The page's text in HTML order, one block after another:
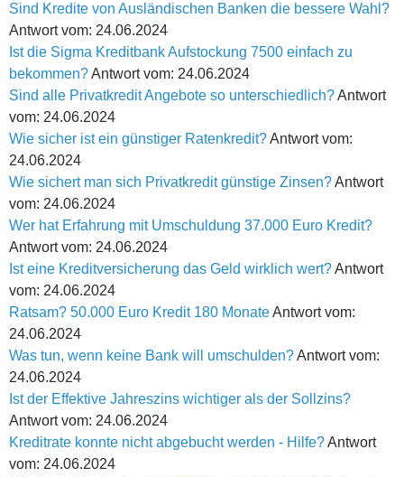
Sind Kredite von Ausländischen Banken die bessere Wahl?
Antwort vom: 24.06.2024
Ist die Sigma Kreditbank Aufstockung 7500 einfach zu
bekommen?Antwort vom: 24.06.2024
Sind alle Privatkredit Angebote so unterschiedlich?Antwort
vom: 24.06.2024
Wie sicher ist ein günstiger Ratenkredit?Antwort vom:
24.06.2024
Wie sichert man sich Privatkredit günstige Zinsen?Antwort
vom: 24.06.2024
Wer hat Erfahrung mit Umschuldung 37.000 Euro Kredit?
Antwort vom: 24.06.2024
Ist eine Kreditversicherung das Geld wirklich wert?Antwort
vom: 24.06.2024
Ratsam? 50.000 Euro Kredit 180 MonateAntwort vom:
24.06.2024
Was tun, wenn keine Bank will umschulden?Antwort vom:
24.06.2024
Ist der Effektive Jahreszins wichtiger als der Sollzins?
Antwort vom: 24.06.2024
Kreditrate konnte nicht abgebucht werden - Hilfe?Antwort
vom: 24.06.2024